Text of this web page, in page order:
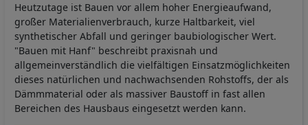
Heutzutage ist Bauen vor allem hoher Energieaufwand,
großer Materialienverbrauch, kurze Haltbarkeit, viel
synthetischer Abfall und geringer baubiologischer Wert.
"Bauen mit Hanf" beschreibt praxisnah und
allgemeinverständlich die vielfältigen Einsatzmöglichkeiten
dieses natürlichen und nachwachsenden Rohstoffs, der als
Dämmmaterial oder als massiver Baustoff in fast allen
Bereichen des Hausbaus eingesetzt werden kann.